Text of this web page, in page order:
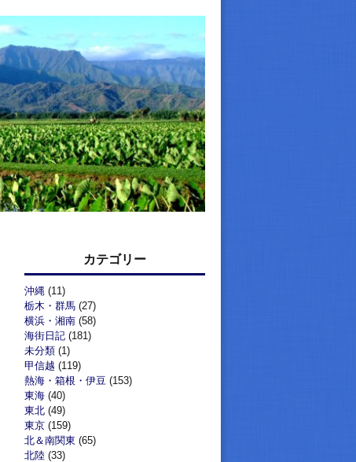
カテゴリー
沖縄 (11)
栃木・群馬 (27)
横浜・湘南 (58)
海街日記 (181)
未分類 (1)
甲信越 (119)
熱海・箱根・伊豆 (153)
東海 (40)
東北 (49)
東京 (159)
北＆南関東 (65)
北陸 (33)